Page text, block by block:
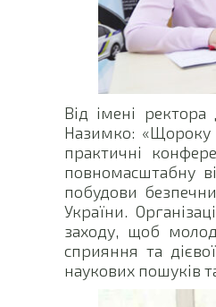
Від імені
Назимко: «Щороку
практичні
повномасштабну
побудови
України.
заходу, щоб
сприяння та
наукових пошуків